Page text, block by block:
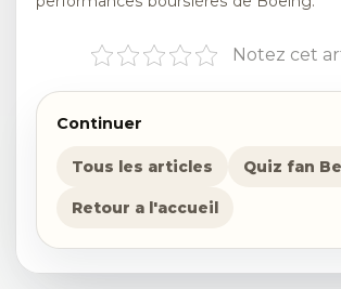
Notez cet
Continuer
Tous les articles Quiz fan
Retour a l'accueil